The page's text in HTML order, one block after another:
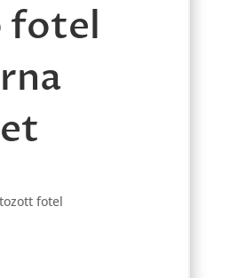
fotel
fotel